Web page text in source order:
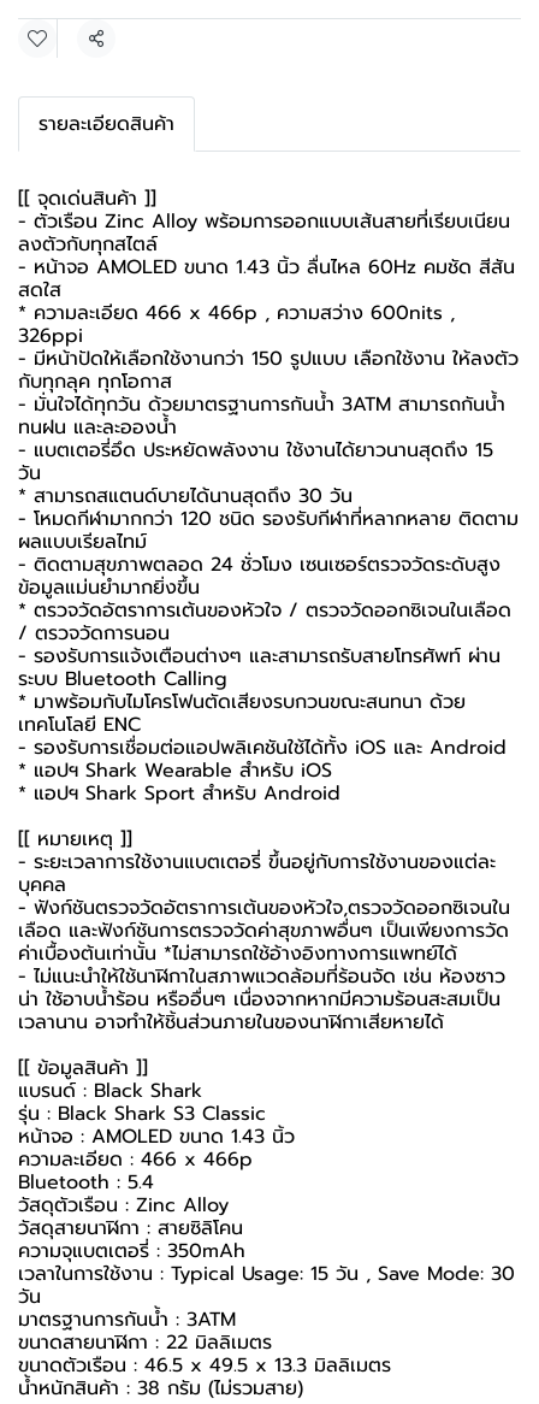
แชร์
รายละเอียดสินค้า
[[ จุดเด่นสินค้า ]]
- ตัวเรือน Zinc Alloy พร้อมการออกแบบเส้นสายที่เรียบเนียน
ลงตัวกับทุกสไตล์
- หน้าจอ AMOLED ขนาด 1.43 นิ้ว ลื่นไหล 60Hz คมชัด สีสัน
สดใส
* ความละเอียด 466 x 466p , ความสว่าง 600nits ,
326ppi
- มีหน้าปัดให้เลือกใช้งานกว่า 150 รูปแบบ เลือกใช้งาน ให้ลงตัว
กับทุกลุค ทุกโอกาส
- มั่นใจได้ทุกวัน ด้วยมาตรฐานการกันน้ำ 3ATM สามารถกันน้ำ
ทนฝน และละอองน้ำ
- แบตเตอรี่อึด ประหยัดพลังงาน ใช้งานได้ยาวนานสุดถึง 15
วัน
* สามารถสแตนด์บายได้นานสุดถึง 30 วัน
- โหมดกีฬามากกว่า 120 ชนิด รองรับกีฬาที่หลากหลาย ติดตาม
ผลแบบเรียลไทม์
- ติดตามสุขภาพตลอด 24 ชั่วโมง เซนเซอร์ตรวจวัดระดับสูง
ข้อมูลแม่นยำมากยิ่งขึ้น
* ตรวจวัดอัตราการเต้นของหัวใจ / ตรวจวัดออกซิเจนในเลือด
/ ตรวจวัดการนอน
- รองรับการแจ้งเตือนต่างๆ และสามารถรับสายโทรศัพท์ ผ่าน
ระบบ Bluetooth Calling
* มาพร้อมกับไมโครโฟนตัดเสียงรบกวนขณะสนทนา ด้วย
เทคโนโลยี ENC
- รองรับการเชื่อมต่อแอปพลิเคชันใช้ได้ทั้ง iOS และ Android
* แอปฯ Shark Wearable สำหรับ iOS
* แอปฯ Shark Sport สำหรับ Android
[[ หมายเหตุ ]]
- ระยะเวลาการใช้งานแบตเตอรี่ ขึ้นอยู่กับการใช้งานของแต่ละ
บุคคล
- ฟังก์ชันตรวจวัดอัตราการเต้นของหัวใจ,ตรวจวัดออกซิเจนใน
เลือด และฟังก์ชันการตรวจวัดค่าสุขภาพอื่นๆ เป็นเพียงการวัด
ค่าเบื้องต้นเท่านั้น *ไม่สามารถใช้อ้างอิงทางการแพทย์ได้
- ไม่แนะนำให้ใช้นาฬิกาในสภาพแวดล้อมที่ร้อนจัด เช่น ห้องซาว
น่า ใช้อาบน้ำร้อน หรืออื่นๆ เนื่องจากหากมีความร้อนสะสมเป็น
เวลานาน อาจทำให้ชิ้นส่วนภายในของนาฬิกาเสียหายได้
[[ ข้อมูลสินค้า ]]
แบรนด์ : Black Shark
รุ่น : Black Shark S3 Classic
หน้าจอ : AMOLED ขนาด 1.43 นิ้ว
ความละเอียด : 466 x 466p
Bluetooth : 5.4
วัสดุตัวเรือน : Zinc Alloy
วัสดุสายนาฬิกา : สายซิลิโคน
ความจุแบตเตอรี่ : 350mAh
เวลาในการใช้งาน : Typical Usage: 15 วัน , Save Mode: 30
วัน
มาตรฐานการกันน้ำ : 3ATM
ขนาดสายนาฬิกา : 22 มิลลิเมตร
ขนาดตัวเรือน : 46.5 x 49.5 x 13.3 มิลลิเมตร
น้ำหนักสินค้า : 38 กรัม (ไม่รวมสาย)